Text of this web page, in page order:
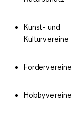
Kunst- und
Kulturvereine
Fördervereine
Hobbyvereine